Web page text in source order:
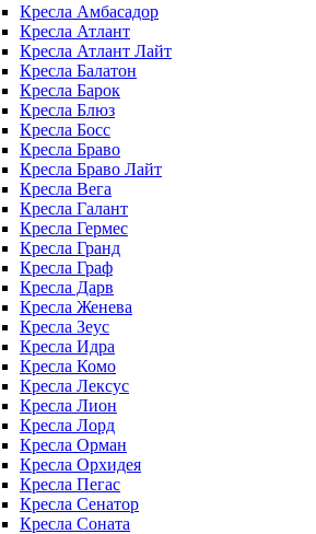
Кресла Амбасадор
Кресла Атлант
Кресла Атлант Лайт
Кресла Балатон
Кресла Барок
Кресла Блюз
Кресла Босс
Кресла Браво
Кресла Браво Лайт
Кресла Вега
Кресла Галант
Кресла Гермес
Кресла Гранд
Кресла Граф
Кресла Дарв
Кресла Женева
Кресла Зеус
Кресла Идра
Кресла Комо
Кресла Лексус
Кресла Лион
Кресла Лорд
Кресла Орман
Кресла Орхидея
Кресла Пегас
Кресла Сенатор
Кресла Соната